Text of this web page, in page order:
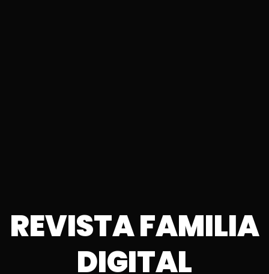
REVISTA FAMILIA
DIGITAL